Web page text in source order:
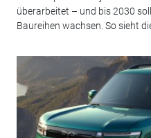
überarbeitet – und bis 2030
Baureihen wachsen. So sieht